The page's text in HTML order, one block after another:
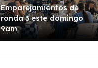
Emparejamientos de
ronda 3 este domingo
9am